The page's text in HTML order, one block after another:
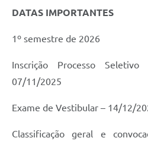
DATAS IMPORTANTES
1º semestre de 2026
Inscrição Processo
07/11/2025
Exame de Vestibular – 14/12/
Classificação geral e